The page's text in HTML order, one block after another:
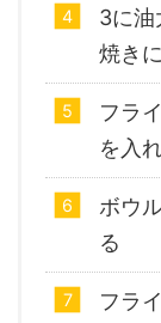
3に油
焼き
フラ
を入
ボウ
る
フラ